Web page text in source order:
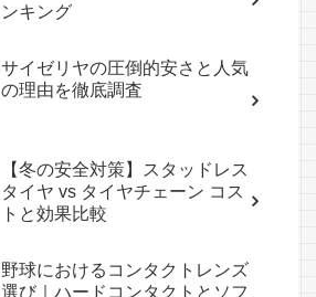
ンキング
サイゼリヤの圧倒的安さと人気
の理由を徹底調査
【冬の安全対策】スタッドレス
タイヤ vs タイヤチェーン コス
トと効果比較
野球におけるコンタクトレンズ
選び｜ハードコンタクトとソフ